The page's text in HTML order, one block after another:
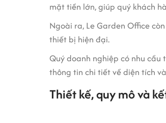
mặt tiền lớn, giúp quý khách
Ngoài ra, Le Garden Office
thiết bị hiện đại.
Quý doanh nghiệp có nhu
thông tin chi tiết về diện tích
Thiết kế, quy mô và